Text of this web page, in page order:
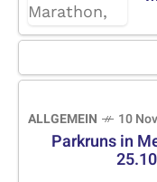
ALLGEMEIN 10
Parkruns in